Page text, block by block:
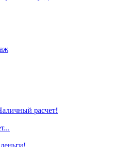
расчет!